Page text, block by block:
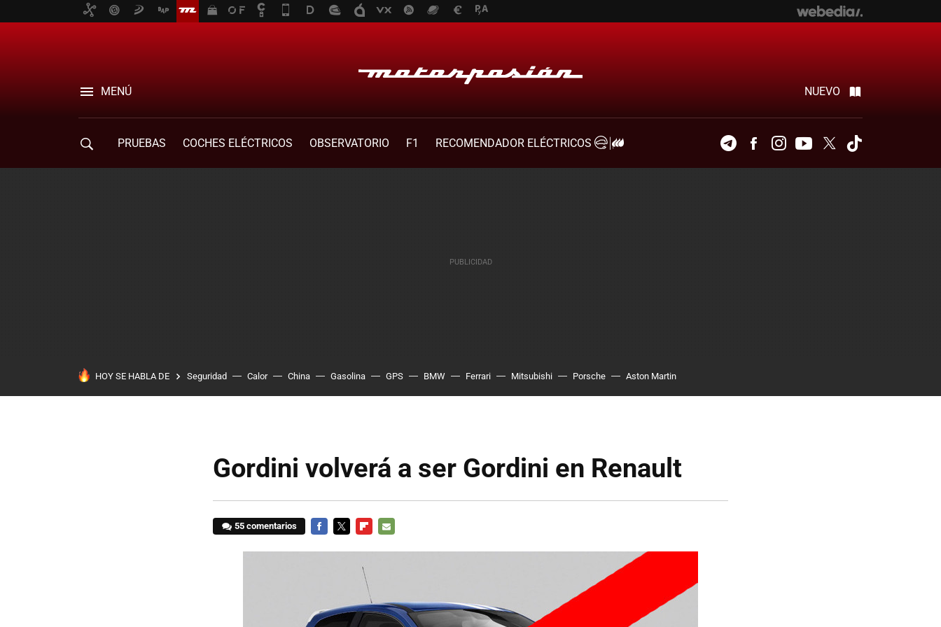
MENÚ NUEVO
PRUEBAS COCHES ELÉCTRICOS OBSERVATORIO F1
RECOMENDADOR ELÉCTRICOS
TelegramFacebookInstagramYoutubeTwitter
HOY SE HABLA DE Seguridad Calor China Gasolina GPS BMW Ferrari Mitsubishi Porsche Aston Martin
Gordini volverá a ser Gordini en Renault
55 comentarios